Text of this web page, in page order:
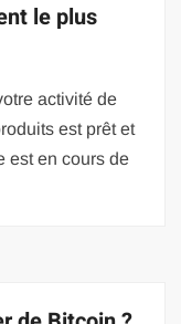
le plus
activité de
est prêt et
est en cours de